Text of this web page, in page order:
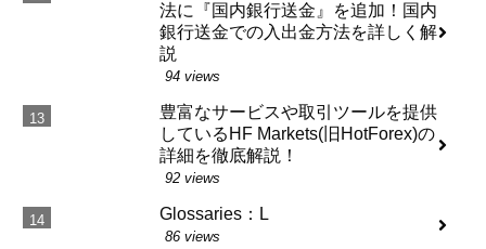
法に『国内銀行送金』を追加！国内
銀行送金での入出金方法を詳しく解
説
94 views
豊富なサービスや取引ツールを提供
しているHF Markets(旧HotForex)の
詳細を徹底解説！
92 views
Glossaries：L
86 views